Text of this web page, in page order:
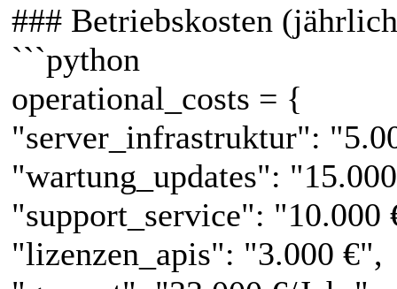
### Betriebskosten
```python
operational_costs = {
"server_infrastruktur":
"wartung_updates":
"support_service": "10.000
"lizenzen_apis": "3.000 €",